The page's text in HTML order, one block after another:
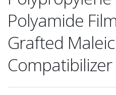
Polyamide
Grafted
Compatibilizer